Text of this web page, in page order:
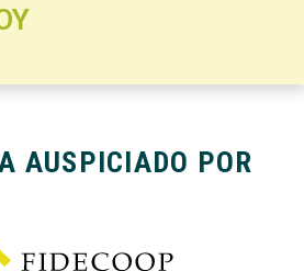
AUSPICIADO POR